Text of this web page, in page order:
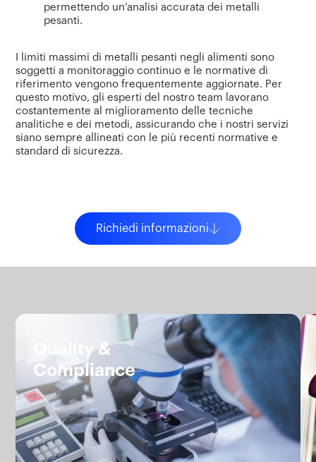
permettendo un’analisi accurata dei metalli
pesanti.
I limiti massimi di metalli pesanti negli alimenti sono
soggetti a monitoraggio continuo e le normative di
riferimento vengono frequentemente aggiornate. Per
questo motivo, gli esperti del nostro team lavorano
costantemente al miglioramento delle tecniche
analitiche e dei metodi, assicurando che i nostri servizi
siano sempre allineati con le più recenti normative e
standard di sicurezza.
Richiedi informazioni
Servizi.
Quality &
Compliance